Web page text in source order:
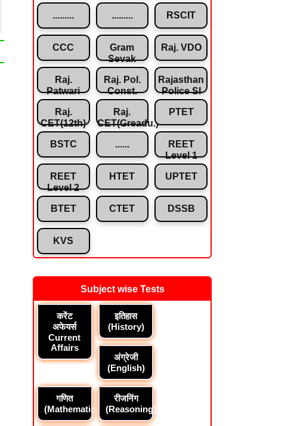
......... ......... RSCIT
CCC
Gram
Sevak
Raj. VDO
Raj.
Patwari
Raj. Pol.
Const.
Rajasthan
Police SI
Raj.
CET(12th)
Raj.
CET(Greadu.)
PTET
BSTC ......
REET
Level 1
REET
Level 2
HTET UPTET
BTET CTET DSSB
KVS
Subject wise Tests
करेंट
अफेयर्स
Current
Affairs
इतिहास
(History)
अंग्रेजी
(English)
गणित
(Mathematics)
रीजनिंग
(Reasoning)